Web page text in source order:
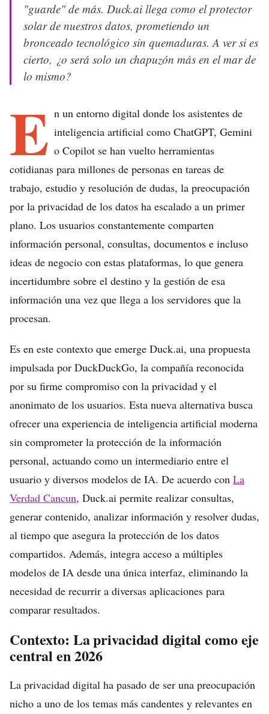
"guarde" de más. Duck.ai llega como el protector
solar de nuestros datos, prometiendo un
bronceado tecnológico sin quemaduras. A ver si es
cierto, ¿o será solo un chapuzón más en el mar de
lo mismo?
E n un entorno digital donde los asistentes de
inteligencia artificial como ChatGPT, Gemini
o Copilot se han vuelto herramientas
cotidianas para millones de personas en tareas de
trabajo, estudio y resolución de dudas, la preocupación
por la privacidad de los datos ha escalado a un primer
plano. Los usuarios constantemente comparten
información personal, consultas, documentos e incluso
ideas de negocio con estas plataformas, lo que genera
incertidumbre sobre el destino y la gestión de esa
información una vez que llega a los servidores que la
procesan.
Es en este contexto que emerge Duck.ai, una propuesta
impulsada por DuckDuckGo, la compañía reconocida
por su firme compromiso con la privacidad y el
anonimato de los usuarios. Esta nueva alternativa busca
ofrecer una experiencia de inteligencia artificial moderna
sin comprometer la protección de la información
personal, actuando como un intermediario entre el
usuario y diversos modelos de IA. De acuerdo con La
Verdad Cancun, Duck.ai permite realizar consultas,
generar contenido, analizar información y resolver dudas,
al tiempo que asegura la protección de los datos
compartidos. Además, integra acceso a múltiples
modelos de IA desde una única interfaz, eliminando la
necesidad de recurrir a diversas aplicaciones para
comparar resultados.
Contexto: La privacidad digital como eje
central en 2026
La privacidad digital ha pasado de ser una preocupación
nicho a uno de los temas más candentes y relevantes en